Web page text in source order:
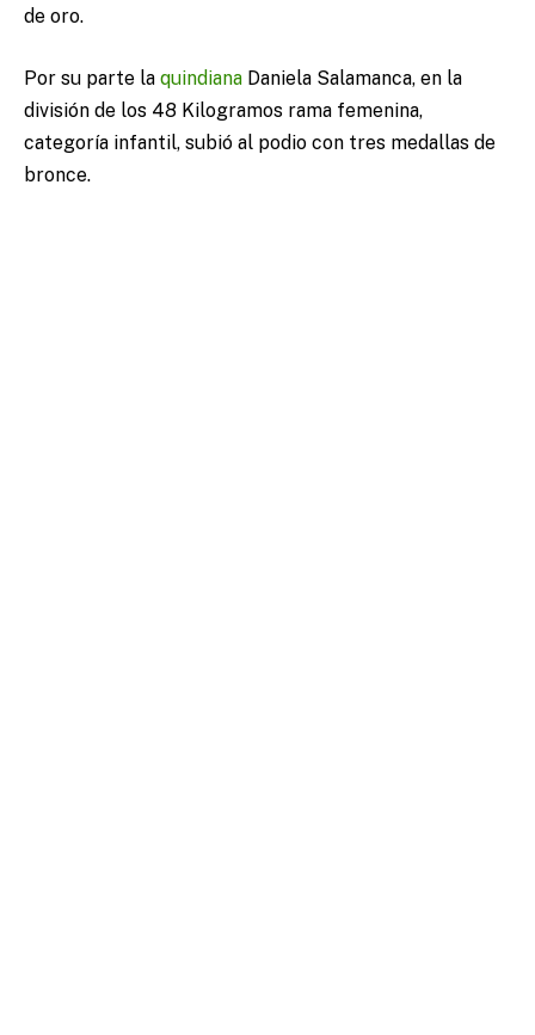
de oro.
Por su parte la quindiana Daniela Salamanca, en la
división de los 48 Kilogramos rama femenina,
categoría infantil, subió al podio con tres medallas de
bronce.